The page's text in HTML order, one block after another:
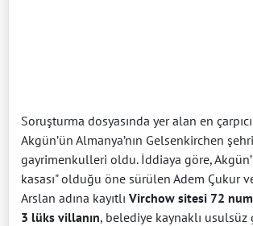
Soruşturma dosyasında yer alan en çarpıcı
Akgün’ün Almanya’nın Gelsenkirchen
gayrimenkulleri oldu. İddiaya göre,
kasası" olduğu öne sürülen Adem Çukur
Arslan adına kayıtlı Virchow sitesi 72
3 lüks villanın, belediye kaynaklı